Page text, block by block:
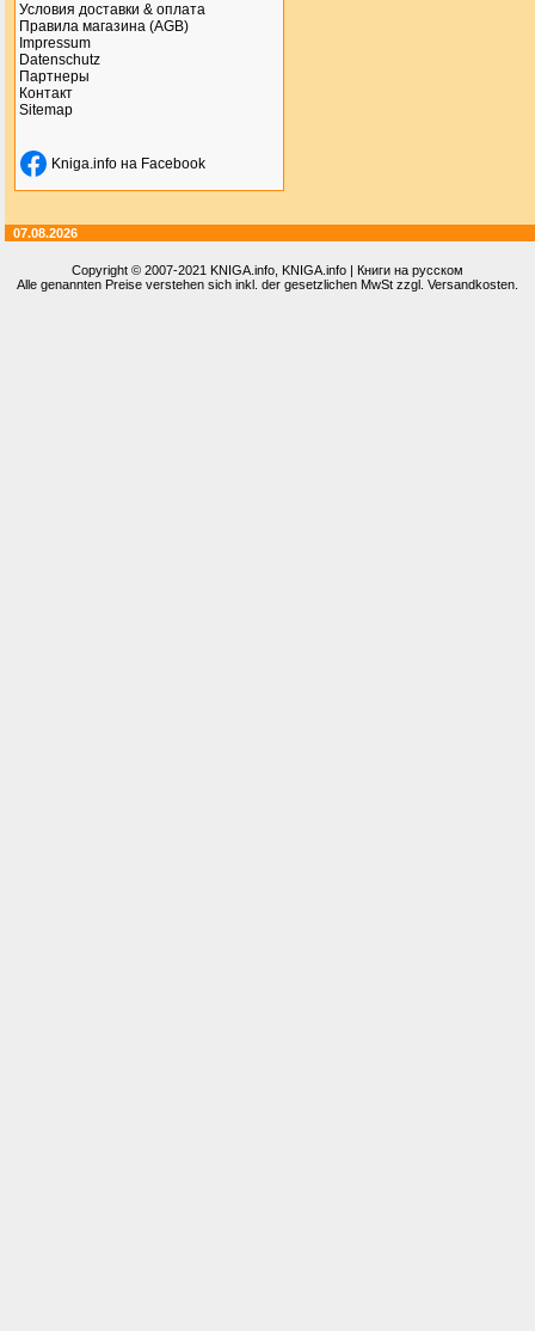
Условия доставки & оплата
Правила магазина (AGB)
Impressum
Datenschutz
Партнеры
Контакт
Sitemap
Kniga.info на Facebook
07.08.2026
Copyright © 2007-2021 KNIGA.info , KNIGA.info | Книги на русском
Alle genannten Preise verstehen sich inkl. der gesetzlichen MwSt zzgl. Versandkosten.